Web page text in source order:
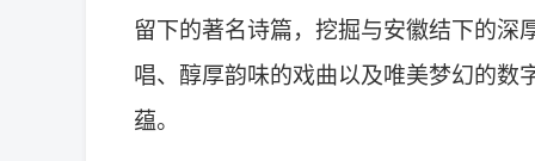
留下的著名诗篇，挖掘与安徽结下的深
唱、醇厚韵味的戏曲以及唯美梦幻的数
蕴。